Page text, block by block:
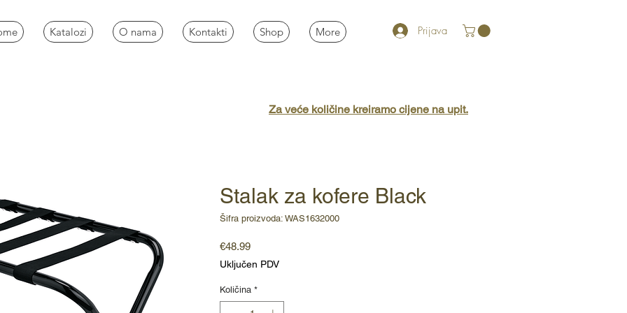
Katalozi O nama Kontakti Shop More Prijava
Stalak za kofere Black
Šifra proizvoda: WAS1632000
€48.99Cijena
Uključen PDV
Količina *
Za veće količine kreiramo cijene na upit.